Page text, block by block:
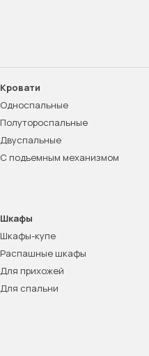
Кровати
Односпальные
Полутороспальные
Двуспальные
С подъемным механизмом
Шкафы
Шкафы-купе
Распашные шкафы
Для прихожей
Для спальни